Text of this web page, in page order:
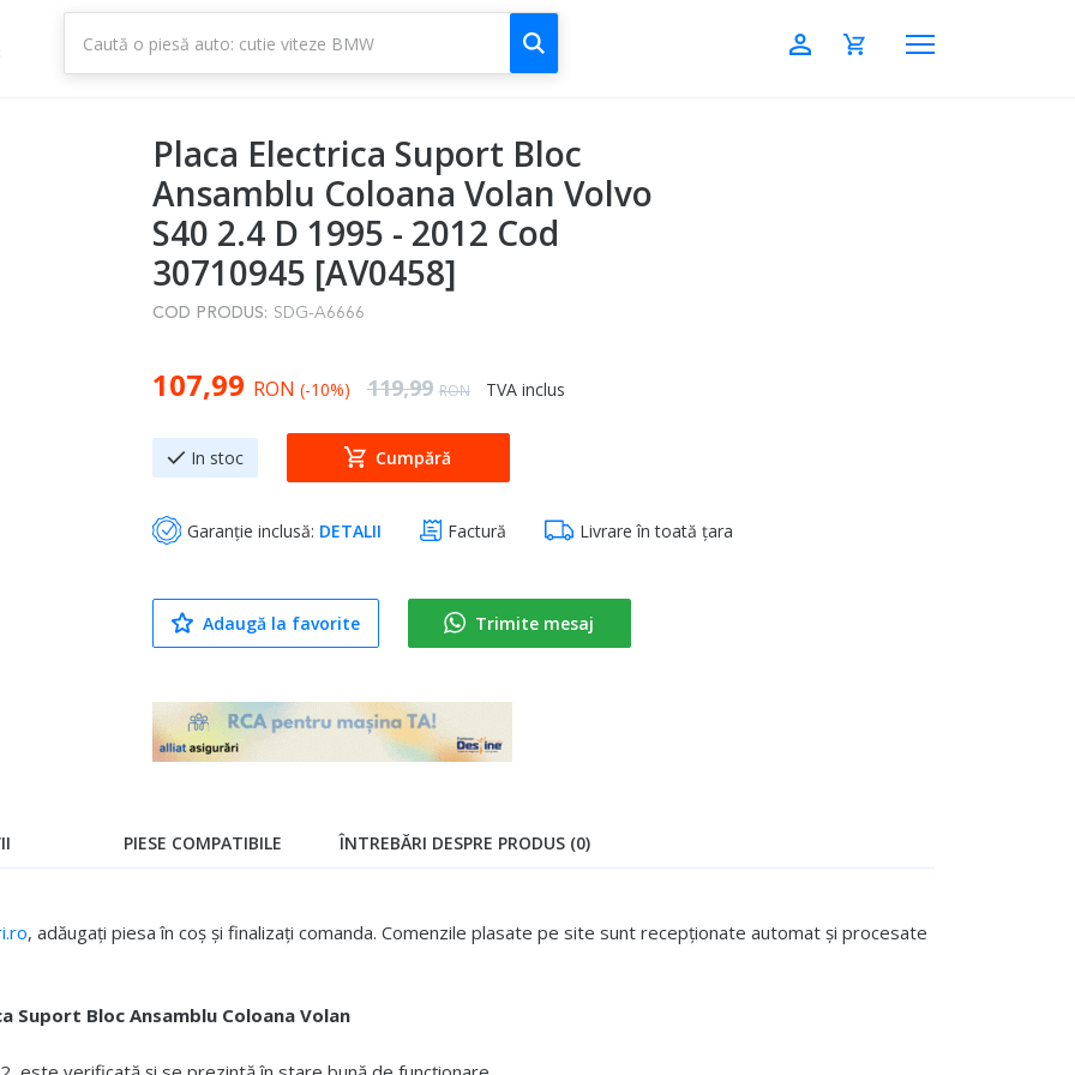
CAUTĂ
Placa Electrica Suport Bloc
Ansamblu Coloana Volan Volvo
S40 2.4 D 1995 - 2012 Cod
30710945 [AV0458]
COD PRODUS: SDG-A6666
Special Price
107,99 RON (-10%) Regular Price
119,99 RON TVA inclus
In stoc Cumpără
Garanție inclusă: DETALII Factură Livrare în toată țara
Adaugă la favorite Trimite mesaj
, adăugați piesa în coș și finalizați comanda. Comenzile plasate pe site sunt recepționate automat și procesate
Suport Bloc Ansamblu Coloana Volan
PIESE COMPATIBILE ÎNTREBĂRI DESPRE PRODUS (0)